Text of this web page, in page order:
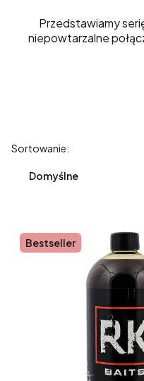
Przedstawiamy
niepowtarzalne
Lista
Sortowanie:
Domyślne
Bestseller